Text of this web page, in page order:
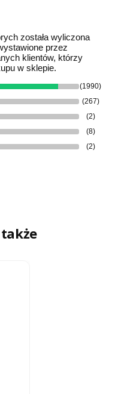
została wyliczona
przez
klientów, którzy
w sklepie.
(1990)
(267)
(2)
(8)
(2)